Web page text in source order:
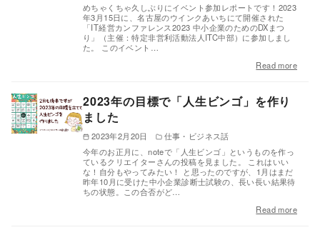
めちゃくちゃ久しぶりにイベント参加レポートです！2023
年3月15日に、名古屋のウインクあいちにて開催された
「IT経営カンファレンス2023 中小企業のためのDXまつ
り」（主催：特定非営利活動法人ITC中部）に参加しまし
た。 このイベント…
Read more
2023年の目標で「人生ビンゴ」を作り
ました
2023年2月20日
仕事・ビジネス話
今年のお正月に、noteで「人生ビンゴ」というものを作っ
ているクリエイターさんの投稿を見ました。 これはいい
な！自分もやってみたい！ と思ったのですが、1月はまだ
昨年10月に受けた中小企業診断士試験の、長い長い結果待
ちの状態。この合否がど…
Read more